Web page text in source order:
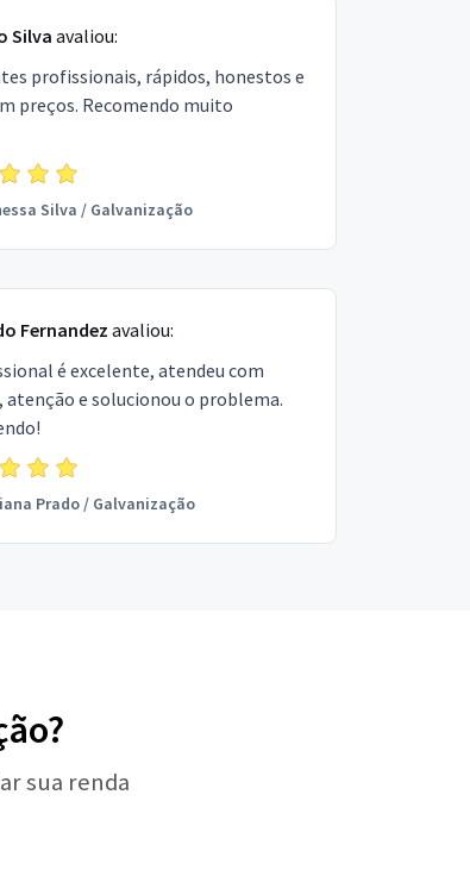
Silva avaliou:
profissionais, rápidos, honestos e
preços. Recomendo muito
Silva / Galvanização
Fernandez avaliou:
é excelente, atendeu com
atenção e solucionou o problema.
Prado/ Galvanização
sua renda